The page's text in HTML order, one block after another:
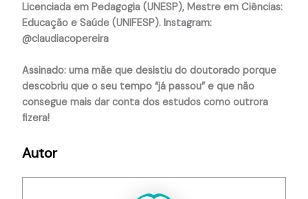
Licenciada em Pedagogia (UNESP), Mestre em Ciências:
Educação e Saúde (UNIFESP). Instagram:
@claudiacopereira
Assinado: uma mãe que desistiu do doutorado porque
descobriu que o seu tempo “já passou” e que não
consegue mais dar conta dos estudos como outrora
fizera!
Autor